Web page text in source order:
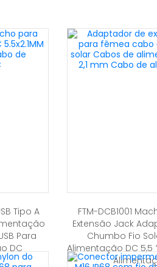
Tipo A
Para
DC
FTM-DCB1001
Extensão Jack
Chumbo Fio
Alimentação DC 5,5